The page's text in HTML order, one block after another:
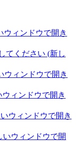
ウィンドウで開き
てください (新し
ウィンドウで開き
ウィンドウで開き
ウィンドウで開き
いウィンドウで開